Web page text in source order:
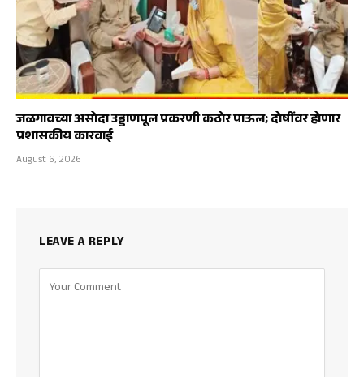
जळगावच्या असोदा उड्डाणपूल प्रकरणी कठोर पाऊल; दोषींवर होणार
प्रशासकीय कारवाई
August 6, 2026
LEAVE A REPLY